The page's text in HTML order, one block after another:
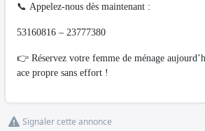
📞 Appelez-nous dès maintenant :
53160816 – 23777380
👉 Réservez votre femme de ménage
ace propre sans effort !
Signaler cette annonce